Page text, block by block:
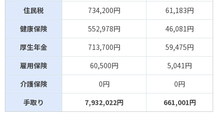
住民税
734,200円
61,183円
健康保険
552,978円
46,081円
厚生年金
713,700円
59,475円
雇用保険
60,500円
5,041円
介護保険
0円
0円
手取り
7,932,022円 661,001円